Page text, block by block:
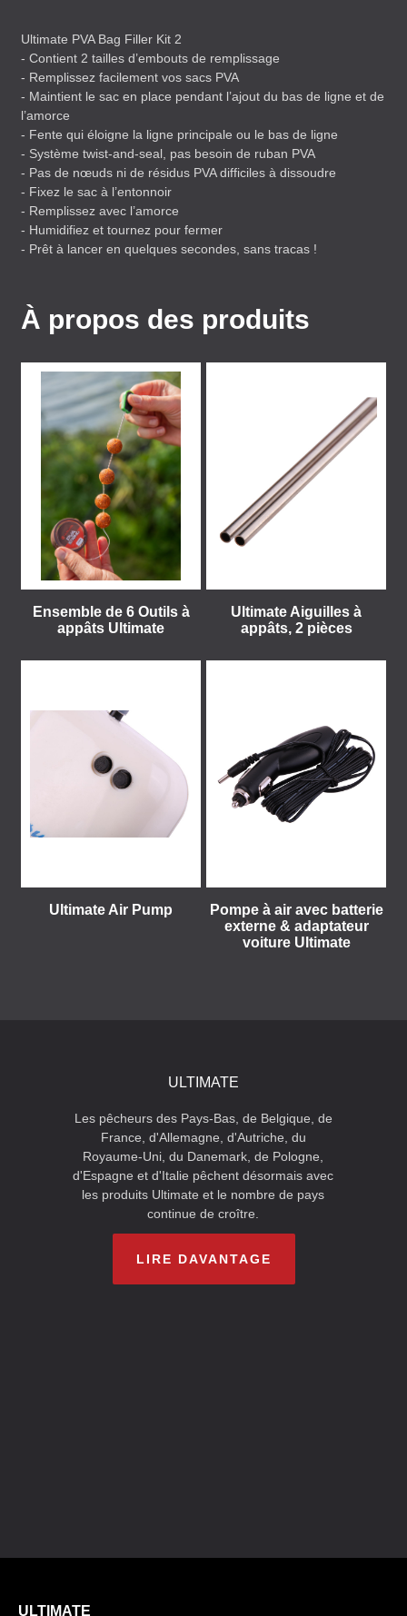
Ultimate PVABag Filler Kit 2
- Contient 2 tailles d’embouts de remplissage
- Remplissez facilement vos sacs PVA
- Maintient le sac en place pendant l’ajout du bas de ligne et de
l’amorce
- Fente qui éloigne la ligne principale ou le bas de ligne
- Système twist-and-seal, pas besoin de ruban PVA
- Pas de nœuds ni de résidus PVAdifficiles à dissoudre
- Fixez le sac à l’entonnoir
- Remplissez avec l’amorce
- Humidifiez et tournez pour fermer
- Prêt à lancer en quelques secondes, sans tracas !
À propos des produits
Ensemble de 6 Outils à
appâts Ultimate
Ultimate Aiguilles à
appâts, 2 pièces
Ultimate Air Pump
Pompe à air avec batterie
externe & adaptateur
voiture Ultimate
ULTIMATE
Les pêcheurs des Pays-Bas, de Belgique, de
France, d'Allemagne, d'Autriche, du
Royaume-Uni, du Danemark, de Pologne,
d'Espagne et d'Italie pêchent désormais avec
les produits Ultimate et le nombre de pays
continue de croître.
LIRE DAVANTAGE
ULTIMATE